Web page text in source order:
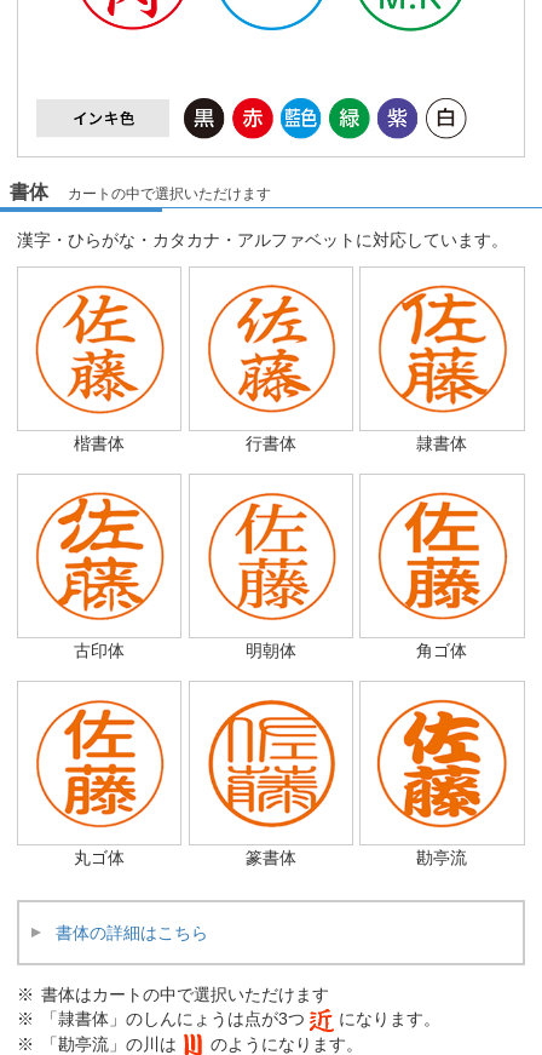
書体 カートの中で選択いただけます
漢字・ひらがな・カタカナ・アルファベットに対応しています。
楷書体 行書体 隷書体
古印体 明朝体 角ゴ体
丸ゴ体 篆書体 勘亭流
書体の詳細はこちら
書体はカートの中で選択いただけます
「隷書体」のしんにょうは点が3つ
になります。
「勘亭流」の川は
のようになります。